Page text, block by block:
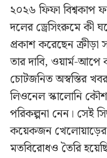
২০২৬ ফিফা বিশ্বকাপ
দলের ড্রেসিংরুমে কী
প্রকাশ করেছেন ক্রীড়া
তার দাবি, ওয়ার্ম-
চোটজনিত অস্বস্তির
লিওনেল স্কালোনি
পরিকল্পনা নেন। সেই
কয়েকজন খেলোয়াড়ের
মতবিরোধও তৈরি